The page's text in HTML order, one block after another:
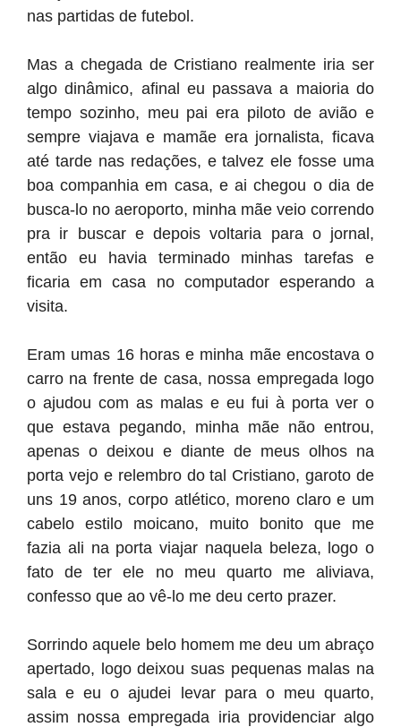
nas partidas de futebol.
Mas a chegada de Cristiano realmente iria ser
algo dinâmico, afinal eu passava a maioria do
tempo sozinho, meu pai era piloto de avião e
sempre viajava e mamãe era jornalista, ficava
até tarde nas redações, e talvez ele fosse uma
boa companhia em casa, e ai chegou o dia de
busca-lo no aeroporto, minha mãe veio correndo
pra ir buscar e depois voltaria para o jornal,
então eu havia terminado minhas tarefas e
ficaria em casa no computador esperando a
visita.
Eram umas 16 horas e minha mãe encostava o
carro na frente de casa, nossa empregada logo
o ajudou com as malas e eu fui à porta ver o
que estava pegando, minha mãe não entrou,
apenas o deixou e diante de meus olhos na
porta vejo e relembro do tal Cristiano, garoto de
uns 19 anos, corpo atlético, moreno claro e um
cabelo estilo moicano, muito bonito que me
fazia ali na porta viajar naquela beleza, logo o
fato de ter ele no meu quarto me aliviava,
confesso que ao vê-lo me deu certo prazer.
Sorrindo aquele belo homem me deu um abraço
apertado, logo deixou suas pequenas malas na
sala e eu o ajudei levar para o meu quarto,
assim nossa empregada iria providenciar algo